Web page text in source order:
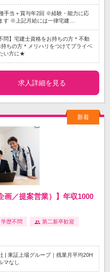
手当＋賞与年2回 ※経験・能力に応
す ※上記月給には一律宅建…
問】宅建士資格をお持ちの方＊不動
ちの方＊メリハリをつけてプライベ
い方に★
求人詳細を見る
画／提案営業）】年収1000
学歴不問 第二新卒歓迎
| 東証上場グループ｜残業月平均20H
マなし